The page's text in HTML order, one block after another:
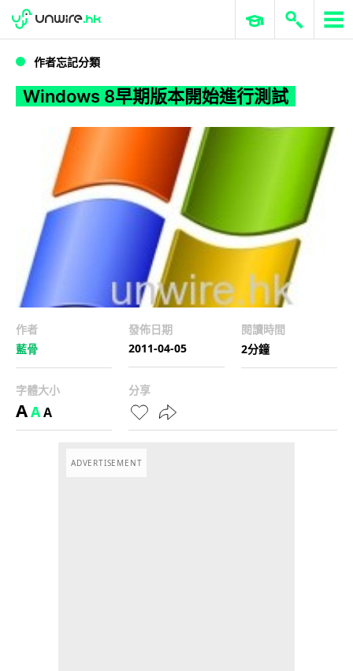
Windows 8早期版本開始進行測試
WWDC 2026 ERP 與商業 AI
作者忘記分類
Windows 8早期版本開始進行測試
作者
藍骨
發佈日期
2011-04-05
閱讀時間
2分鐘
字體大小
AAA
分享
ADVERTISEMENT